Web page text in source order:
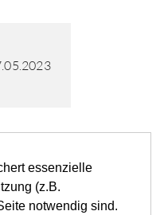
essenzielle
(z.B.
notwendig sind.